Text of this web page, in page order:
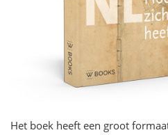
Het boek heeft een groot